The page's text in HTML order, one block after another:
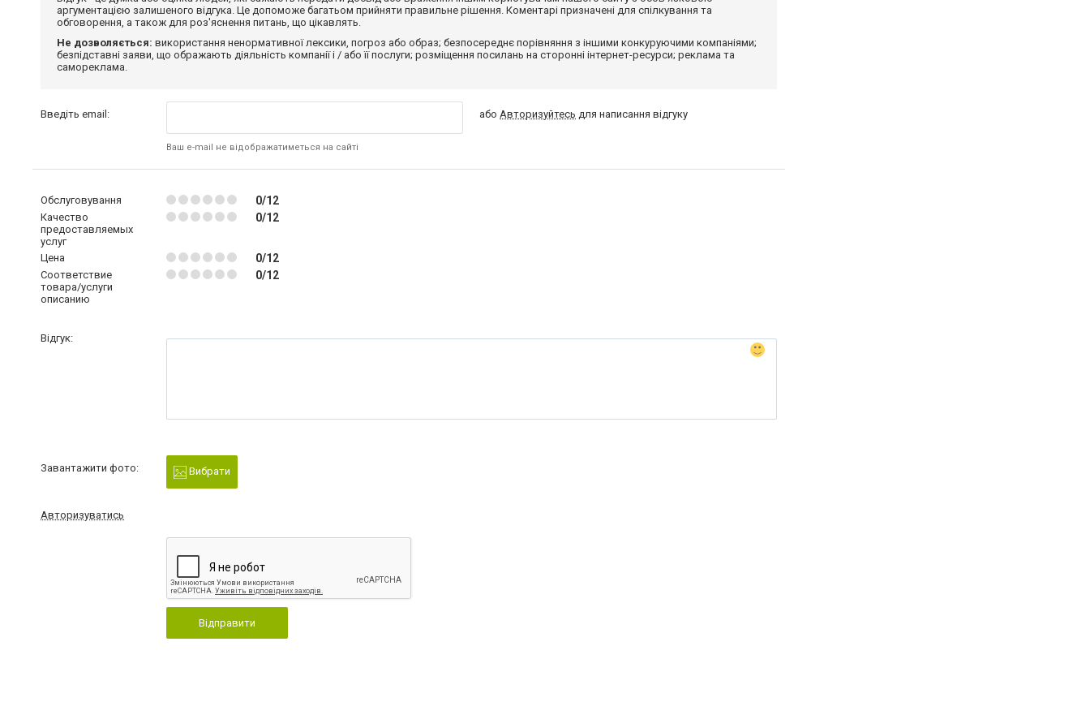
аргументацією залишеного відгука. Це допоможе багатьом прийняти правильне рішення. Коментарі призначені для спілкування та
обговорення, а також для роз'яснення питань, що цікавлять.
Не дозволяється: використання ненормативної лексики, погроз або образ; безпосереднє порівняння з іншими конкуруючими компаніями;
безпідставні заяви, що ображають діяльність компанії і / або її послуги; розміщення посилань на сторонні інтернет-ресурси; реклама та
самореклама.
Введіть email:
Ваш e-mail не відображатиметься на сайті
абоАвторизуйтесь для написання відгуку
Обслуговування 0/12
Качество
предоставляемых
услуг
0/12
Цена 0/12
Соответствие
товара/услуги
описанию
0/12
Відгук:
Завантажити фото: Вибрати
Авторизуватись
Відправити